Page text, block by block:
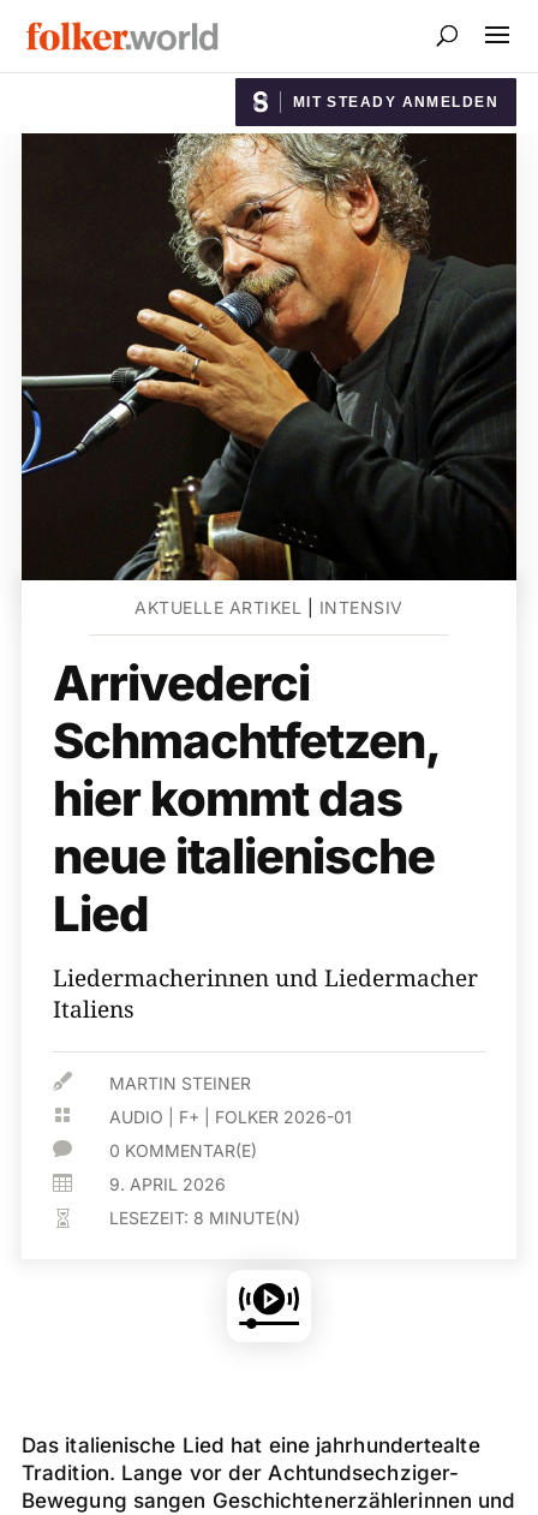
MIT STEADY ANMELDEN
AKTUELLE ARTIKEL INTENSIV
Arrivederci
Schmachtfetzen,
hier kommt das
neue italienische
Lied
Liedermacherinnen und Liedermacher
Italiens
 MARTIN STEINER
 AUDIO F+ FOLKER 2026-01
 0 KOMMENTAR(E)
 9. APRIL 2026
 LESEZEIT: 8 MINUTE(N)
Das italienische Lied hat eine jahrhundertealte
Tradition. Lange vor der Achtundsechziger-
Bewegung sangen Geschichtenerzählerinnen und